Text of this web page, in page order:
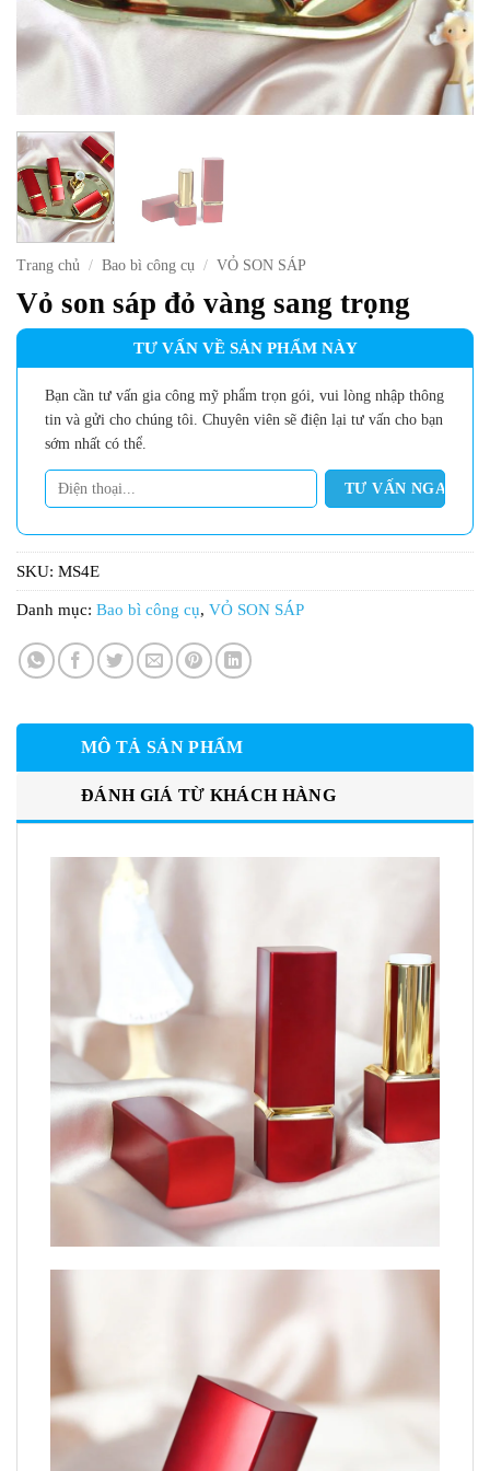
Trang chủ / Bao bì công cụ / VỎ SON SÁP
Vỏ son sáp đỏ vàng sang trọng
TƯ VẤN VỀ SẢN PHẨM NÀY
Bạn cần tư vấn gia công mỹ phẩm trọn gói, vui lòng nhập thông
tin và gửi cho chúng tôi. Chuyên viên sẽ điện lại tư vấn cho bạn
sớm nhất có thể.
SKU: MS4E
Danh mục: Bao bì công cụ, VỎ SON SÁP
MÔ TẢ SẢN PHẨM
ĐÁNH GIÁ TỪ KHÁCH HÀNG